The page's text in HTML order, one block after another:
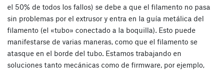
el 50% de todos los fallos) se debe a que el filamento no pasa
sin problemas por el extrusor y entra en la guía metálica del
filamento (el «tubo» conectado a la boquilla). Esto puede
manifestarse de varias maneras, como que el filamento se
atasque en el borde del tubo. Estamos trabajando en
soluciones tanto mecánicas como de firmware, por ejemplo,